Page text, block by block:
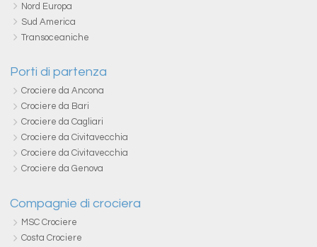
Nord Europa
Sud America
Transoceaniche
Porti di partenza
Crociere da Ancona
Crociere da Bari
Crociere da Cagliari
Crociere da Civitavecchia
Crociere da Civitavecchia
Crociere da Genova
Compagnie di crociera
MSC Crociere
Costa Crociere